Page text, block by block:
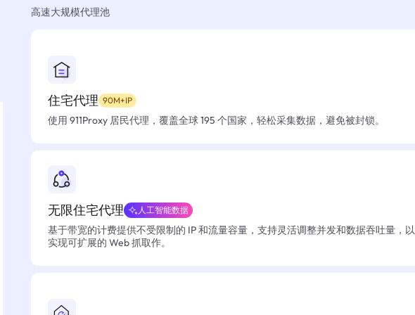
高速大规模代理池
住宅代理 90M+IP
使用 911Proxy 居民代理，覆盖全球 195 个国家，轻松采集数据，避免被封锁。
无限住宅代理 人工智能数据
基于带宽的计费提供不受限制的 IP 和流量容量，支持灵活调整并发和数据吞吐量，以
实现可扩展的 Web 抓取作。